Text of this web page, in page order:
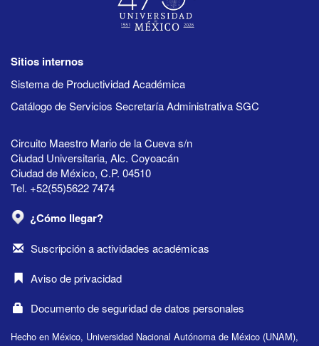
Sitios internos
Sistema de Productividad Académica
Catálogo de Servicios Secretaría Administrativa SGC
Circuito Maestro Mario de la Cueva s/n
Ciudad Universitaria, Alc. Coyoacán
Ciudad de México, C.P. 04510
Tel. +52(55)5622 7474
¿Cómo llegar?
Suscripción a actividades académicas
Aviso de privacidad
Documento de seguridad de datos personales
Hecho en México, Universidad Nacional Autónoma de México (UNAM),